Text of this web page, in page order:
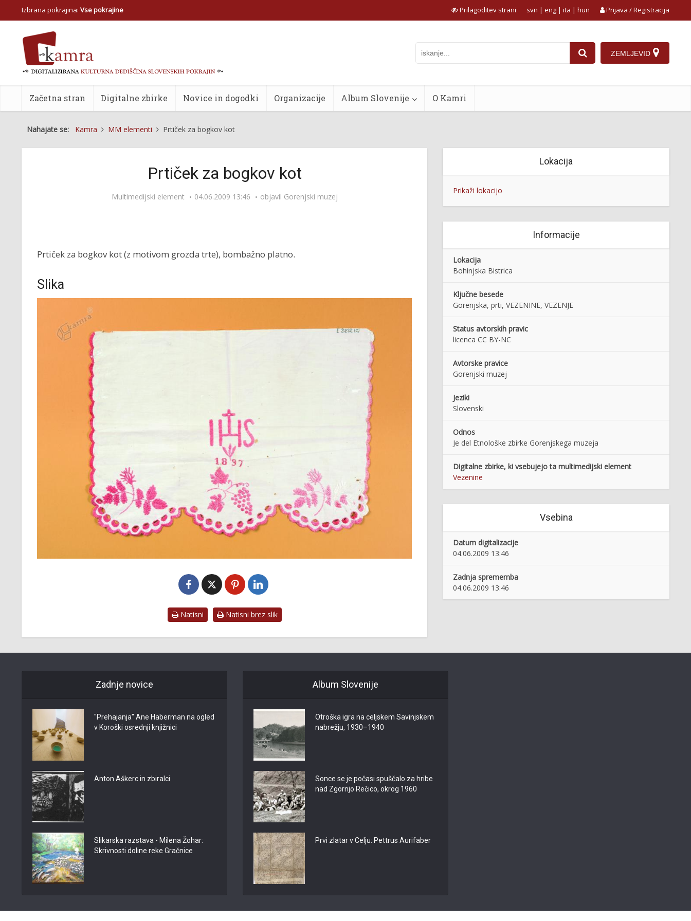
Izbrana pokrajina: Vse pokrajine Prilagoditev strani Prijava / Registracija
svn | eng | ita | hun
ZEMLJEVID
Začetna stran Digitalne zbirke Novice in dogodki Organizacije Album Slovenije O Kamri
Nahajate se: Kamra MM elementi Prtiček za bogkov kot
Prtiček za bogkov kot
Multimedijski element 04.06.2009 13:46 objavil Gorenjski muzej
Prtiček za bogkov kot (z motivom grozda trte), bombažno platno.
Slika
Natisni Natisni brez slik
Lokacija
Prikaži lokacijo
Informacije
Lokacija
Bohinjska Bistrica
Ključne besede
Gorenjska, prti, VEZENINE, VEZENJE
Status avtorskih pravic
licenca CC BY-NC
Avtorske pravice
Gorenjski muzej
Jeziki
Slovenski
Odnos
Je del Etnološke zbirke Gorenjskega muzeja
Digitalne zbirke, ki vsebujejo ta multimedijski element
Vezenine
Vsebina
Datum digitalizacije
04.06.2009 13:46
Zadnja sprememba
04.06.2009 13:46
Zadnje novice
"Prehajanja" Ane Haberman na ogled
v Koroški osrednji knjižnici
Anton Aškerc in zbiralci
Slikarska razstava - Milena Žohar:
Skrivnosti doline reke Gračnice
Album Slovenije
Otroška igra na celjskem Savinjskem
nabrežju, 1930–1940
Sonce se je počasi spuščalo za hribe
nad Zgornjo Rečico, okrog 1960
Prvi zlatar v Celju: Pettrus Aurifaber